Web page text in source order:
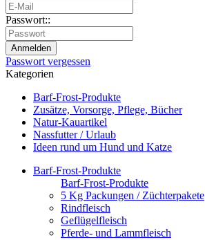
Passwort::
Passwort vergessen
Kategorien
Barf-Frost-Produkte
Zusätze, Vorsorge, Pflege, Bücher
Natur-Kauartikel
Nassfutter / Urlaub
Ideen rund um Hund und Katze
Barf-Frost-Produkte
Barf-Frost-Produkte
5 Kg Packungen / Züchterpakete
Rindfleisch
Geflügelfleisch
Pferde- und Lammfleisch